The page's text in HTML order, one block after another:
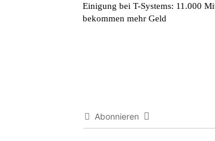
Einigung bei T-Systems: 11.000
bekommen mehr Geld
Abonnieren